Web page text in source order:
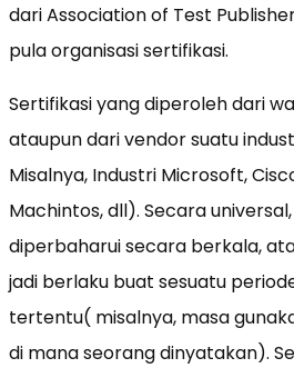
dari Association of Test
pula organisasi sertifikasi.
Sertifikasi yang diperoleh dari
ataupun dari vendor suatu
Misalnya, Industri Microsoft,
Machintos, dll). Secara
diperbaharui secara berkala,
jadi berlaku buat sesuatu
tertentu( misalnya, masa
di mana seorang dinyatakan).